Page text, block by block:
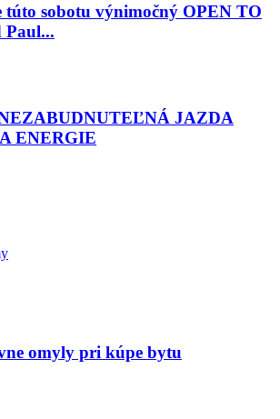
túto sobotu výnimočný OPEN TO
Paul...
JAZDA
ENERGIE
omyly pri kúpe bytu